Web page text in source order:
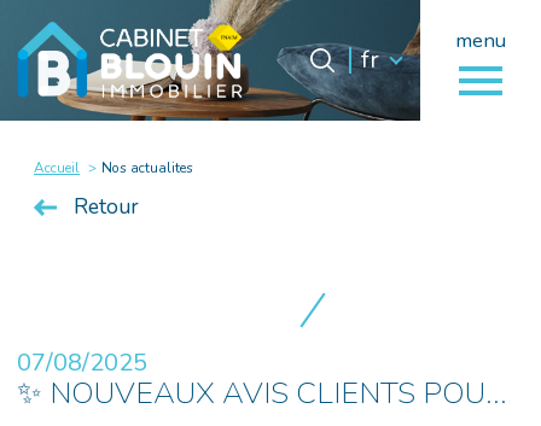
menu
Langue
fr
Accueil 0 Langue
fr
Accueil Nos actualites
Retour
07/08/2025
✨ NOUVEAUX AVIS CLIENTS POU...